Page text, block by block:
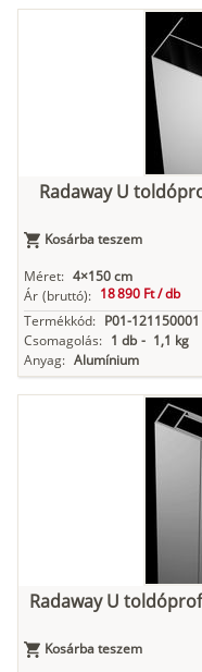
Radaway U
Kosárba teszem
Méret: 4×150 cm
Ár (bruttó): 18 890 Ft /db
Termékkód: P01-121150001
Csomagolás: 1 db - 1,1 kg
Anyag: Alumínium
Radaway U
Kosárba teszem